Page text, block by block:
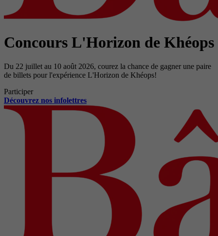
Concours L'Horizon de Khéops
Du 22 juillet au 10 août 2026, courez la chance de gagner une paire
de billets pour l'expérience L'Horizon de Khéops!
Participer
Découvrez nos infolettres